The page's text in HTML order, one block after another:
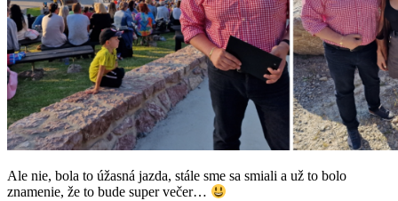
Ale nie, bola to úžasná jazda, stále sme sa smiali a už to bolo
znamenie, že to bude super večer…